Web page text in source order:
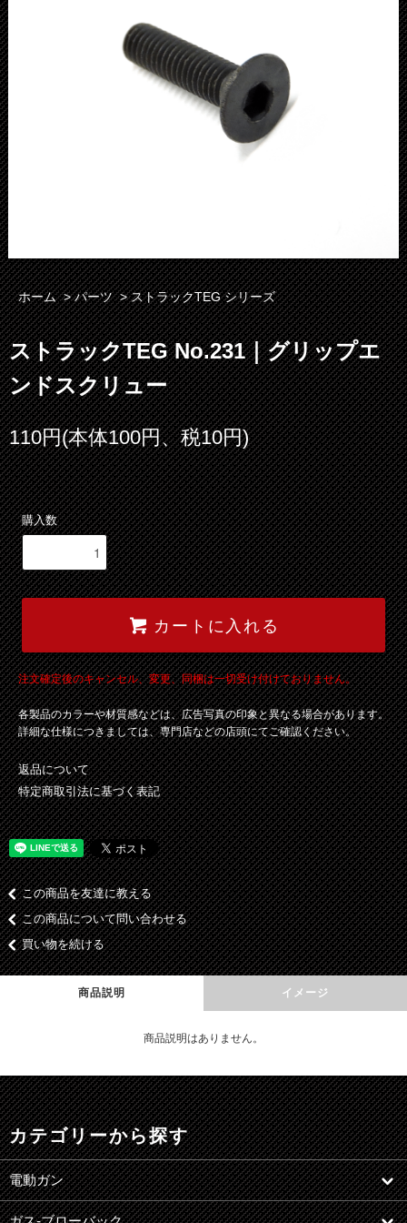
ホーム >パーツ >ストラックTEG シリーズ
ストラックTEG No.231｜グリップエ
ンドスクリュー
110円(本体100円、税10円)
購入数
カートに入れる
注文確定後のキャンセル、変更、同梱は一切受け付けておりません。
各製品のカラーや材質感などは、広告写真の印象と異なる場合があります。
詳細な仕様につきましては、専門店などの店頭にてご確認ください。
返品について
特定商取引法に基づく表記
この商品を友達に教える
この商品について問い合わせる
買い物を続ける
商品説明 イメージ
商品説明はありません。
カテゴリーから探す
電動ガン